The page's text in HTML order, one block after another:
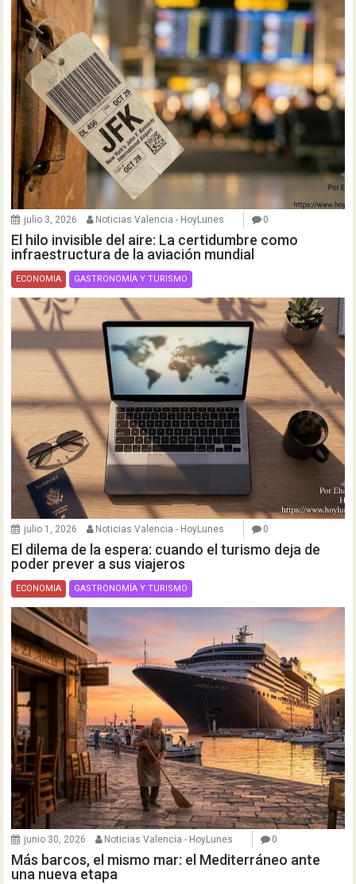
julio 3, 2026 Noticias Valencia - HoyLunes 0
El hilo invisible del aire: La certidumbre como
infraestructura de la aviación mundial
ECONOMIA GASTRONOMÍA Y TURISMO
julio 1, 2026 Noticias Valencia - HoyLunes 0
El dilema de la espera: cuando el turismo deja de
poder prever a sus viajeros
ECONOMIA GASTRONOMÍA Y TURISMO
junio 30, 2026 Noticias Valencia - HoyLunes 0
Más barcos, el mismo mar: el Mediterráneo ante
una nueva etapa